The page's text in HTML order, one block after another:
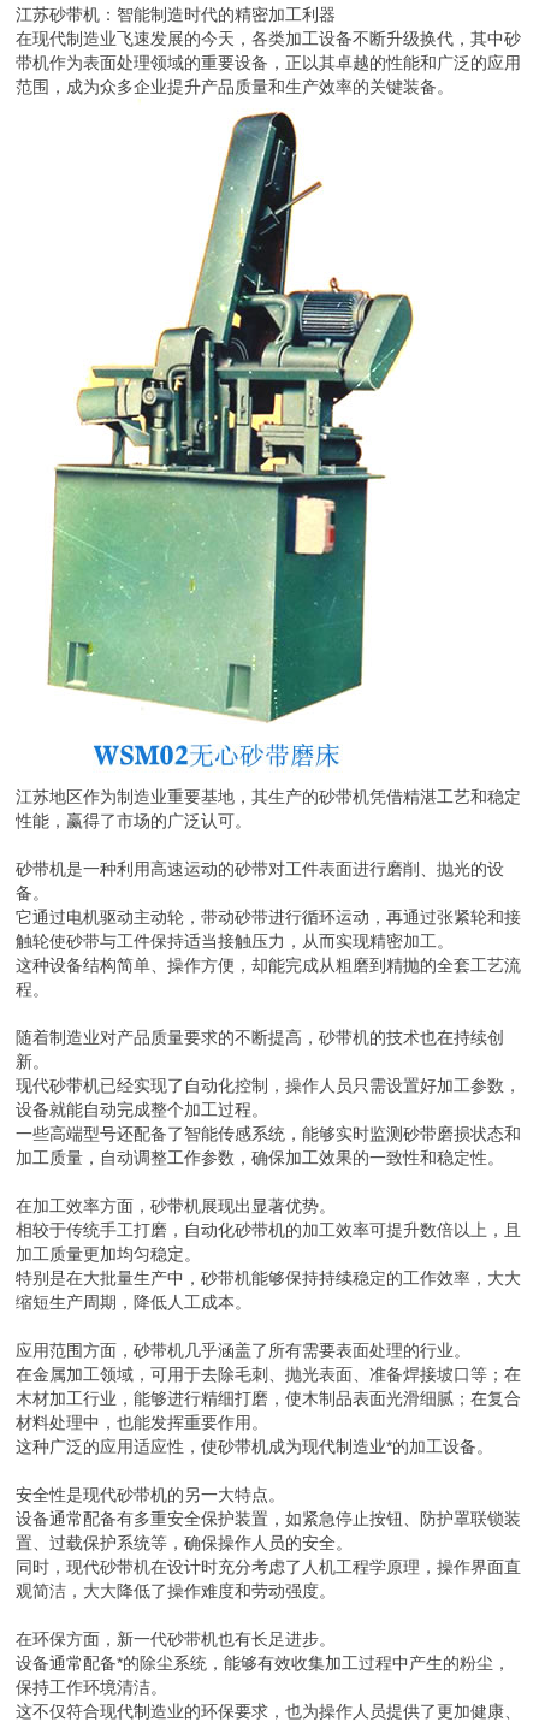
江苏砂带机：智能制造时代的精密加工利器
在现代制造业飞速发展的今天，各类加工设备不断升级换代，其中砂
带机作为表面处理领域的重要设备，正以其卓越的性能和广泛的应用
范围，成为众多企业提升产品质量和生产效率的关键装备。
江苏地区作为制造业重要基地，其生产的砂带机凭借精湛工艺和稳定
性能，赢得了市场的广泛认可。
砂带机是一种利用高速运动的砂带对工件表面进行磨削、抛光的设
备。
它通过电机驱动主动轮，带动砂带进行循环运动，再通过张紧轮和接
触轮使砂带与工件保持适当接触压力，从而实现精密加工。
这种设备结构简单、操作方便，却能完成从粗磨到精抛的全套工艺流
程。
随着制造业对产品质量要求的不断提高，砂带机的技术也在持续创
新。
现代砂带机已经实现了自动化控制，操作人员只需设置好加工参数，
设备就能自动完成整个加工过程。
一些高端型号还配备了智能传感系统，能够实时监测砂带磨损状态和
加工质量，自动调整工作参数，确保加工效果的一致性和稳定性。
在加工效率方面，砂带机展现出显著优势。
相较于传统手工打磨，自动化砂带机的加工效率可提升数倍以上，且
加工质量更加均匀稳定。
特别是在大批量生产中，砂带机能够保持持续稳定的工作效率，大大
缩短生产周期，降低人工成本。
应用范围方面，砂带机几乎涵盖了所有需要表面处理的行业。
在金属加工领域，可用于去除毛刺、抛光表面、准备焊接坡口等；在
木材加工行业，能够进行精细打磨，使木制品表面光滑细腻；在复合
材料处理中，也能发挥重要作用。
这种广泛的应用适应性，使砂带机成为现代制造业*的加工设备。
安全性是现代砂带机的另一大特点。
设备通常配备有多重安全保护装置，如紧急停止按钮、防护罩联锁装
置、过载保护系统等，确保操作人员的安全。
同时，现代砂带机在设计时充分考虑了人机工程学原理，操作界面直
观简洁，大大降低了操作难度和劳动强度。
在环保方面，新一代砂带机也有长足进步。
设备通常配备*的除尘系统，能够有效收集加工过程中产生的粉尘，
保持工作环境清洁。
这不仅符合现代制造业的环保要求，也为操作人员提供了更加健康、